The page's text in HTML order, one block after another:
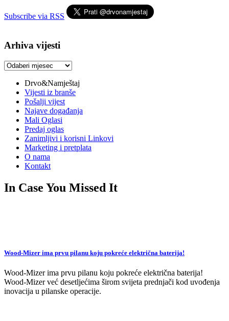
Subscribe via RSS
Arhiva vijesti
Arhiva
Drvo&Namještaj
Vijesti iz branše
Pošalji vijest
Najave događanja
Mali Oglasi
Predaj oglas
Zanimljivi i korisni Linkovi
Marketing i pretplata
O nama
Kontakt
In Case You Missed It
Wood-Mizer ima prvu pilanu koju pokreće električna baterija!
Wood-Mizer ima prvu pilanu koju pokreće električna baterija!
Wood-Mizer već desetljećima širom svijeta prednjači kod uvođenja
inovacija u pilanske operacije.